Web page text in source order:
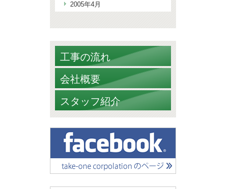
2005年4月
工事の流れ
会社概要
スタッフ紹介